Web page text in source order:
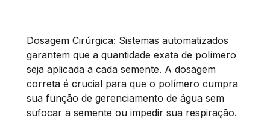
Dosagem Cirúrgica: Sistemas automatizados
garantem que a quantidade exata de polímero
seja aplicada a cada semente. A dosagem
correta é crucial para que o polímero cumpra
sua função de gerenciamento de água sem
sufocar a semente ou impedir sua respiração.